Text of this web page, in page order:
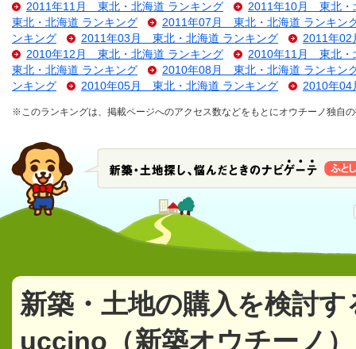
2011年11月 東北・北海道 ランキング
2011年10月 東北・
東北・北海道 ランキング
2011年07月 東北・北海道 ランキン
ンキング
2011年03月 東北・北海道 ランキング
2011年
2010年12月 東北・北海道 ランキング
2010年11月 東北・
東北・北海道 ランキング
2010年08月 東北・北海道 ランキン
ンキング
2010年05月 東北・北海道 ランキング 2010年
※このランキングは、掲載ページへのアクセス数などをもとにオウチーノ独自
新築・土地の購入を検討
uccino（新築オウチーノ